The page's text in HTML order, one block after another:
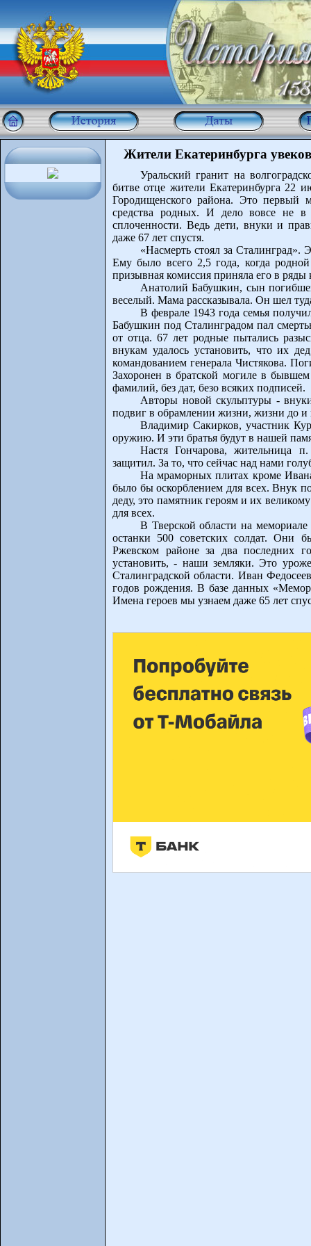
Жители Екатеринбурга
Уральский гранит на
битве отце жители Екатеринбурга 22
Городищенского района. Это первый
средства родных. И дело вовсе не в
сплоченности. Ведь дети, внуки и
даже 67 лет спустя.
«Насмерть стоял за
Ему было всего 2,5 года, когда
призывная комиссия приняла его в ряды
Анатолий Бабушкин, сын
веселый. Мама рассказывала. Он шел
В феврале 1943 года семья
Бабушкин под Сталинградом пал
от отца. 67 лет родные пытались
внукам удалось установить, что их
командованием генерала Чистякова.
Захоронен в братской могиле в
фамилий, без дат, безо всяких подписей.
Авторы новой скульптуры -
подвиг в обрамлении жизни, жизни до и
Владимир Сакирков, участник
оружию. И эти братья будут в нашей
Настя Гончарова, жительница
защитил. За то, что сейчас над нами
На мраморных плитах кроме
было бы оскорблением для всех. Внук
деду, это памятник героям и их
для всех.
В Тверской области на
останки 500 советских солдат. Они
Ржевском районе за два последних
установить, - наши земляки. Это
Сталинградской области. Иван
годов рождения. В базе данных
Имена героев мы узнаем даже 65 лет